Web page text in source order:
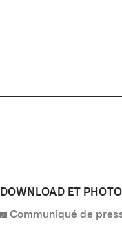
DOWNLOAD ET
Communiqué de